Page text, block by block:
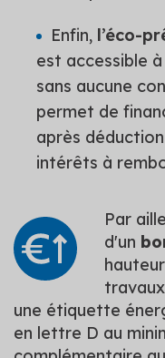
Enfin, l’éco-
est accessible
sans aucune
permet de
après
intérêts à
Par
d'un
une étiquette
en lettre D au